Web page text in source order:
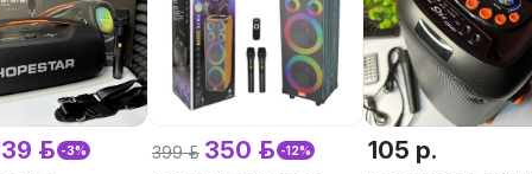
р. -3% 399 р. 350 р. -12% 105 р.